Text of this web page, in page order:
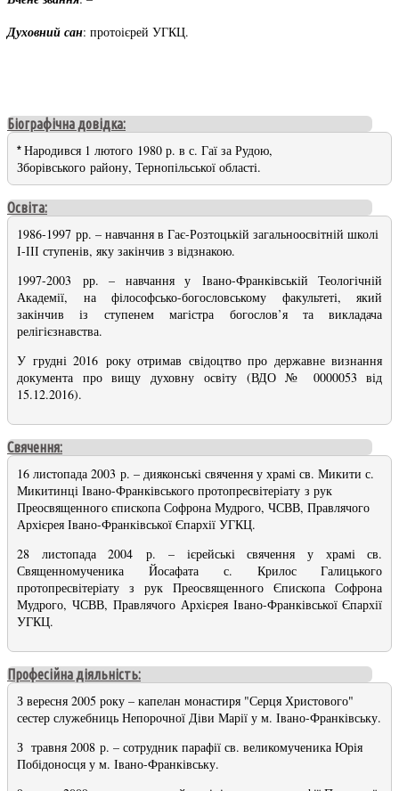
Духовний сан: протоієрей УГКЦ.
Біографічна довідка:
*Народився 1 лютого 1980 р. в с. Гаї за Рудою,
Зборівського району, Тернопільської області.
Освіта:
1986-1997 рр. – навчання в Гає-Розтоцькій загальноосвітній школі
І-ІІІ ступенів, яку закінчив з відзнакою.
1997-2003 рр. – навчання у Івано-Франківській Теологічній
Академії, на філософсько-богословському факультеті, який
закінчив із ступенем магістра богослов’я та викладача
релігієзнавства.
У грудні 2016 року отримав свідоцтво про державне визнання
документа про вищу духовну освіту (ВДО № 0000053 від
15.12.2016).
Свячення:
16 листопада 2003 р. – дияконські свячення у храмі св. Микити с.
Микитинці Івано-Франківського протопресвітеріату з рук
Преосвященного єпископа Софрона Мудрого, ЧСВВ, Правлячого
Архієрея Івано-Франківської Єпархії УГКЦ.
28 листопада 2004 р. – ієрейські свячення у храмі св.
Священномученика Йосафата с. Крилос Галицького
протопресвітеріату з рук Преосвященного Єпископа Софрона
Мудрого, ЧСВВ, Правлячого Архієрея Івано-Франківської Єпархії
УГКЦ.
Професійна діяльність:
З вересня 2005 року – капелан монастиря "Серця Христового"
сестер служебниць Непорочної Діви Марії у м. Івано-Франківську.
З травня 2008 р. – сотрудник парафії св. великомученика Юрія
Побідоносця у м. Івано-Франківську.